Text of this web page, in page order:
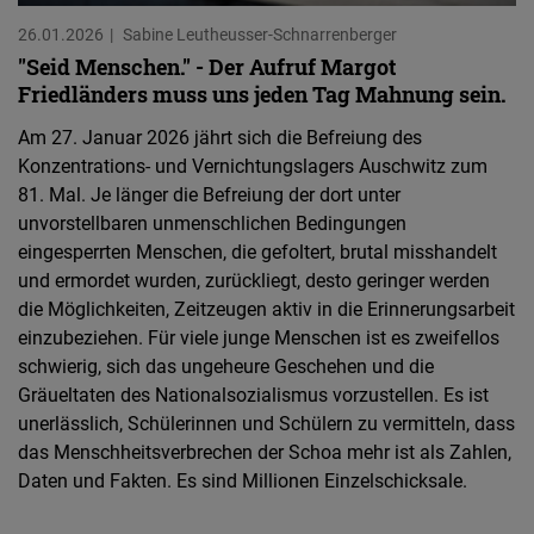
26.01.2026 Sabine Leutheusser-Schnarrenberger
"Seid Menschen." - Der Aufruf Margot
Friedländers muss uns jeden Tag Mahnung sein.
Am 27. Januar 2026 jährt sich die Befreiung des
Konzentrations- und Vernichtungslagers Auschwitz zum
81. Mal. Je länger die Befreiung der dort unter
unvorstellbaren unmenschlichen Bedingungen
eingesperrten Menschen, die gefoltert, brutal misshandelt
und ermordet wurden, zurückliegt, desto geringer werden
die Möglichkeiten, Zeitzeugen aktiv in die Erinnerungsarbeit
einzubeziehen. Für viele junge Menschen ist es zweifellos
schwierig, sich das ungeheure Geschehen und die
Gräueltaten des Nationalsozialismus vorzustellen. Es ist
unerlässlich, Schülerinnen und Schülern zu vermitteln, dass
das Menschheitsverbrechen der Schoa mehr ist als Zahlen,
Daten und Fakten. Es sind Millionen Einzelschicksale.